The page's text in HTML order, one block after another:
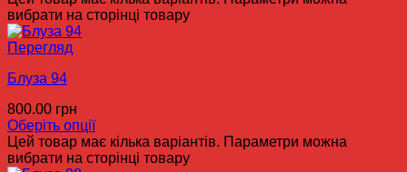
вибрати на сторінці товару
Перегляд
Блуза 94
800.00 грн
Оберіть опції
Цей товар має кілька варіантів. Параметри можна
вибрати на сторінці товару